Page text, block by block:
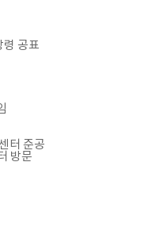
공표
터 준공
방문